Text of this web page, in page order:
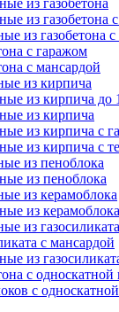
из газобетона
из газобетона
из газобетона
с гаражом
с мансардой
из кирпича
из кирпича до
из кирпича
из кирпича с
из кирпича с
из пеноблока
из пеноблока
из керамоблока
из керамоблока
из газосиликата
с мансардой
из
с
с